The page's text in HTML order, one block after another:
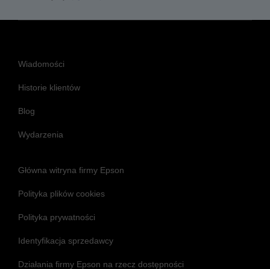
Wiadomości
Historie klientów
Blog
Wydarzenia
Główna witryna firmy Epson
Polityka plików cookies
Polityka prywatności
Identyfikacja sprzedawcy
Działania firmy Epson na rzecz dostępności